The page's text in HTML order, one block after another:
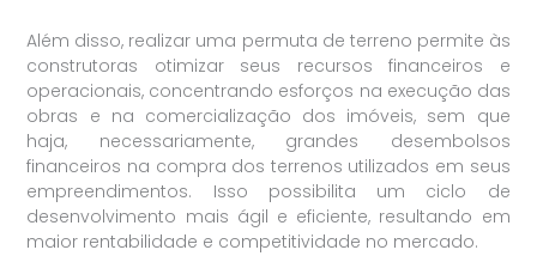
Além disso, realizar uma permuta de terreno permite às
construtoras otimizar seus recursos financeiros e
operacionais, concentrando esforços na execução das
obras e na comercialização dos imóveis, sem que
haja, necessariamente, grandes desembolsos
financeiros na compra dos terrenos utilizados em seus
empreendimentos. Isso possibilita um ciclo de
desenvolvimento mais ágil e eficiente, resultando em
maior rentabilidade e competitividade no mercado.